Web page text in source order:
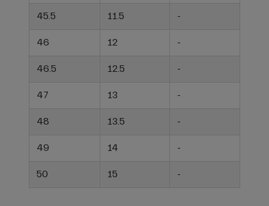
45.5 11.5 -
46 12 -
46.5 12.5 -
47 13 -
48 13.5 -
49 14 -
50 15 -